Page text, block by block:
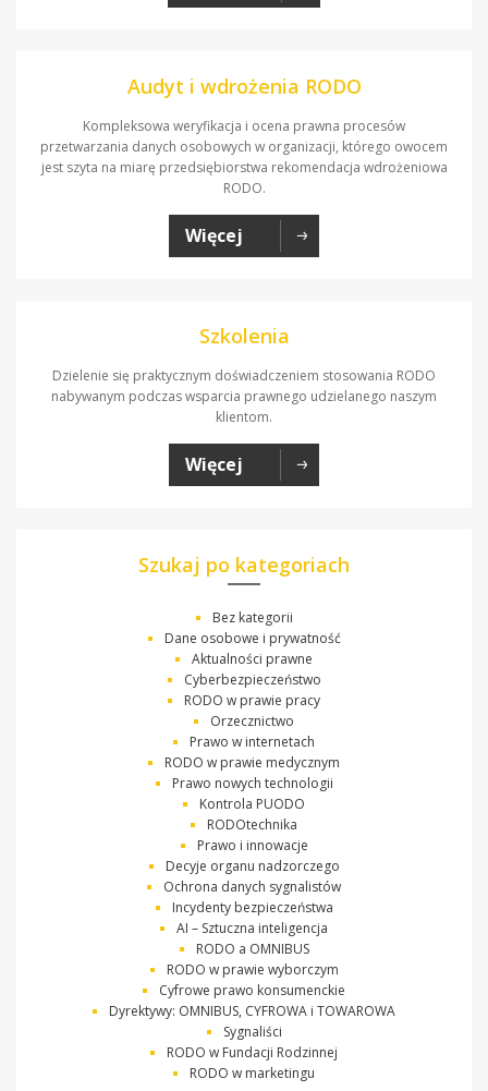
Audyt i wdrożenia RODO
Kompleksowa weryfikacja i ocena prawna procesów
przetwarzania danych osobowych w organizacji, którego owocem
jest szyta na miarę przedsiębiorstwa rekomendacja wdrożeniowa
RODO.
Więcej
Szkolenia
Dzielenie się praktycznym doświadczeniem stosowania RODO
nabywanym podczas wsparcia prawnego udzielanego naszym
klientom.
Więcej
Szukaj po kategoriach
Bez kategorii
Dane osobowe i prywatność
Aktualności prawne
Cyberbezpieczeństwo
RODO w prawie pracy
Orzecznictwo
Prawo w internetach
RODO w prawie medycznym
Prawo nowych technologii
Kontrola PUODO
RODOtechnika
Prawo i innowacje
Decyje organu nadzorczego
Ochrona danych sygnalistów
Incydenty bezpieczeństwa
AI – Sztuczna inteligencja
RODO a OMNIBUS
RODO w prawie wyborczym
Cyfrowe prawo konsumenckie
Dyrektywy: OMNIBUS, CYFROWA i TOWAROWA
Sygnaliści
RODO w Fundacji Rodzinnej
RODO w marketingu